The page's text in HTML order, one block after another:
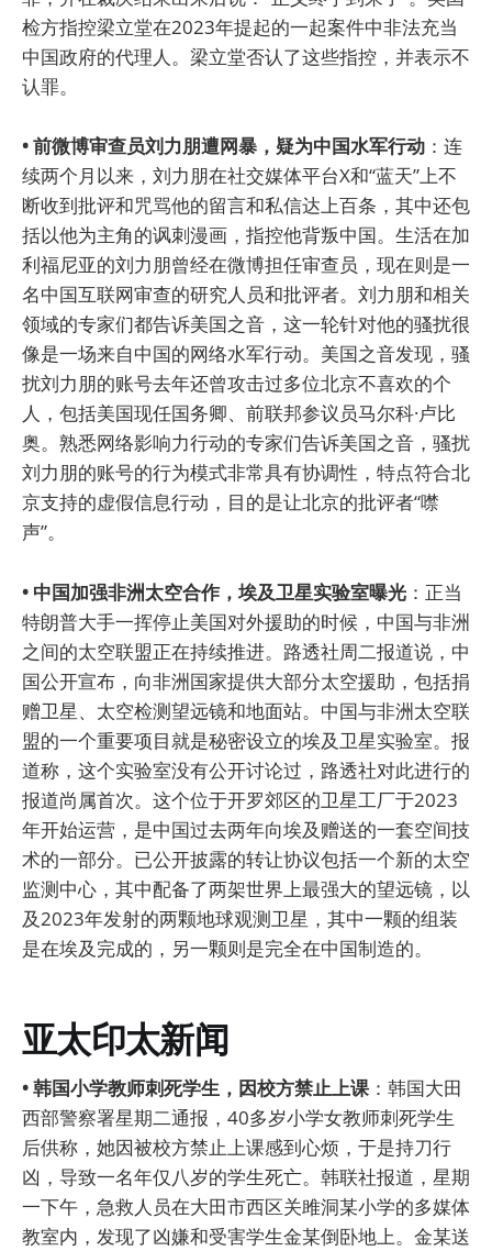
检方指控梁立堂在2023年提起的一起案件中非法充当
中国政府的代理人。梁立堂否认了这些指控，并表示不
认罪。
• 前微博审查员刘力朋遭网暴，疑为中国水军行动 ：连
续两个月以来，刘力朋在社交媒体平台X和“蓝天”上不
断收到批评和咒骂他的留言和私信达上百条，其中还包
括以他为主角的讽刺漫画，指控他背叛中国。生活在加
利福尼亚的刘力朋曾经在微博担任审查员，现在则是一
名中国互联网审查的研究人员和批评者。刘力朋和相关
领域的专家们都告诉美国之音，这一轮针对他的骚扰很
像是一场来自中国的网络水军行动。美国之音发现，骚
扰刘力朋的账号去年还曾攻击过多位北京不喜欢的个
人，包括美国现任国务卿、前联邦参议员马尔科·卢比
奥。熟悉网络影响力行动的专家们告诉美国之音，骚扰
刘力朋的账号的行为模式非常具有协调性，特点符合北
京支持的虚假信息行动，目的是让北京的批评者“噤
声”。
• 中国加强非洲太空合作，埃及卫星实验室曝光 ：正当
特朗普大手一挥停止美国对外援助的时候，中国与非洲
之间的太空联盟正在持续推进。路透社周二报道说，中
国公开宣布，向非洲国家提供大部分太空援助，包括捐
赠卫星、太空检测望远镜和地面站。中国与非洲太空联
盟的一个重要项目就是秘密设立的埃及卫星实验室。报
道称，这个实验室没有公开讨论过，路透社对此进行的
报道尚属首次。这个位于开罗郊区的卫星工厂于2023
年开始运营，是中国过去两年向埃及赠送的一套空间技
术的一部分。已公开披露的转让协议包括一个新的太空
监测中心，其中配备了两架世界上最强大的望远镜，以
及2023年发射的两颗地球观测卫星，其中一颗的组装
是在埃及完成的，另一颗则是完全在中国制造的。
亚太印太新闻
• 韩国小学教师刺死学生，因校方禁止上课 ：韩国大田
西部警察署星期二通报，40多岁小学女教师刺死学生
后供称，她因被校方禁止上课感到心烦，于是持刀行
凶，导致一名年仅八岁的学生死亡。韩联社报道，星期
一下午，急救人员在大田市西区关雎洞某小学的多媒体
教室内，发现了凶嫌和受害学生金某倒卧地上。金某送